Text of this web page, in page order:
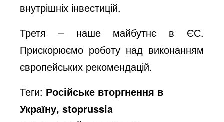
внутрішніх інвестицій.
Третя – наше майбутнє в ЄС.
Прискорюємо роботу над виконанням
європейських рекомендацій.
Теги: Російське вторгнення в
Україну, stoprussia